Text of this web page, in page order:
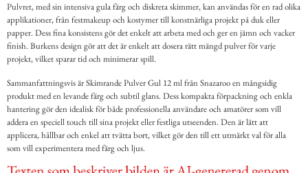
Pulvret, med sin intensiva gula färg och diskreta skimmer, kan användas för en rad olika
applikationer, från festmakeup och kostymer till konstnärliga projekt på duk eller
papper. Dess fina konsistens gör det enkelt att arbeta med och ger en jämn och vacker
finish. Burkens design gör att det är enkelt att dosera rätt mängd pulver för varje
projekt, vilket sparar tid och minimerar spill.
Sammanfattningsvis är Skimrande Pulver Gul 12 ml från Snazaroo en mångsidig
produkt med en levande färg och subtil glans. Dess kompakta förpackning och enkla
hantering gör den idealisk för både professionella användare och amatörer som vill
addera en speciell touch till sina projekt eller festliga utseenden. Den är lätt att
applicera, hållbar och enkel att tvätta bort, vilket gör den till ett utmärkt val för alla
som vill experimentera med färg och ljus.